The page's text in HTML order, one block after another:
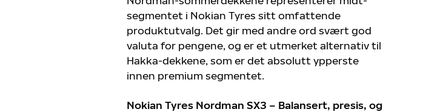
segmentet i Nokian Tyres sitt omfattende
produktutvalg. Det gir med andre ord svært god
valuta for pengene, og er et utmerket alternativ til
Hakka-dekkene, som er det absolutt ypperste
innen premium segmentet.
Nokian Tyres Nordman SX3 – Balansert, presis, og